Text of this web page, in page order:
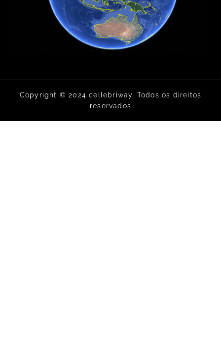
Copyright © 2024 cellebriway. Todos os direitos
reservados